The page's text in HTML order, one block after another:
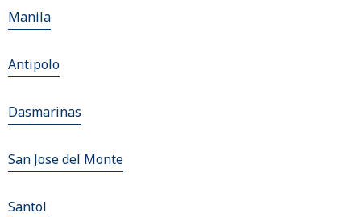
Manila
Antipolo
Dasmarinas
San Jose del Monte
Santol